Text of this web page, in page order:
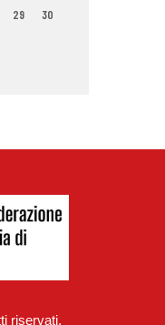
29
30
riservati.